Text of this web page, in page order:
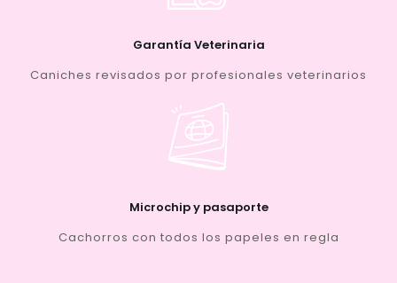
Garantía Veterinaria
Caniches revisados por profesionales veterinarios
Microchip y pasaporte
Cachorros con todos los papeles en regla